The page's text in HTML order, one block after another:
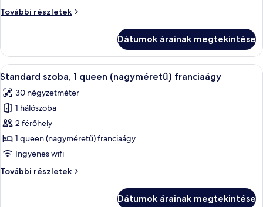
2
franciaágy
További részletek
Signature
(nagyméretű)
franciaágy
további
Dátumok árainak megtekintése
A
következő
szoba
összes
képének
megtekintése:
Standard
1
Egy modern szállodai szoba,
4
Standard szoba, 1 queen (nagyméretű) franciaágy
30 négyzetméter
1 hálószoba
2 férőhely
1 queen (nagyméretű) franciaágy
Ingyenes wifi
További részletek
Standard
Dátumok árainak megtekintése